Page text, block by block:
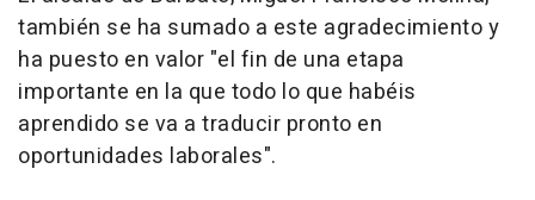
también se ha sumado a este agradecimiento y
ha puesto en valor "el fin de una etapa
importante en la que todo lo que habéis
aprendido se va a traducir pronto en
oportunidades laborales".